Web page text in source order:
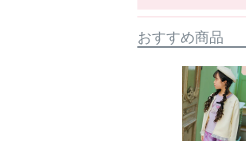
袖丈
※上記は目安サイズ
仕上がりにより
※サイズについての
東北
おすすめ商品